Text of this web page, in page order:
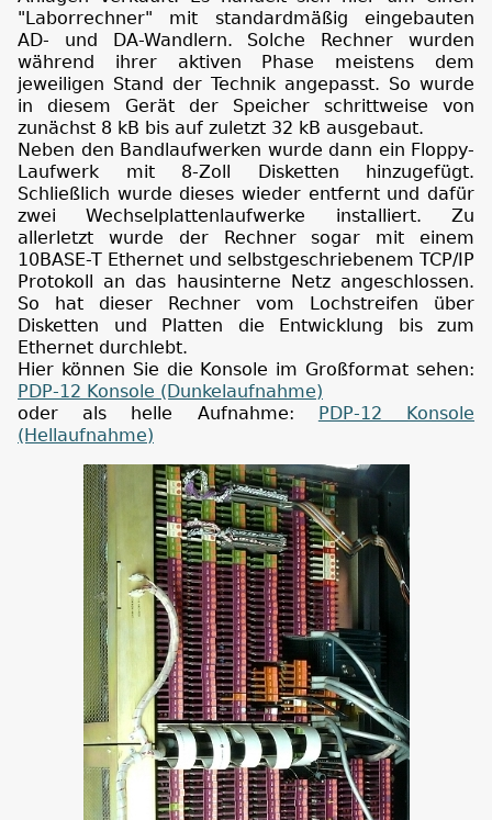
"Laborrechner" mit standardmäßig eingebauten
AD- und DA-Wandlern. Solche Rechner wurden
während ihrer aktiven Phase meistens dem
jeweiligen Stand der Technik angepasst. So wurde
in diesem Gerät der Speicher schrittweise von
zunächst 8 kB bis auf zuletzt 32 kB ausgebaut.
Neben den Bandlaufwerken wurde dann ein Floppy-
Laufwerk mit 8-Zoll Disketten hinzugefügt.
Schließlich wurde dieses wieder entfernt und dafür
zwei Wechselplattenlaufwerke installiert. Zu
allerletzt wurde der Rechner sogar mit einem
10BASE-T Ethernet und selbstgeschriebenem TCP/IP
Protokoll an das hausinterne Netz angeschlossen.
So hat dieser Rechner vom Lochstreifen über
Disketten und Platten die Entwicklung bis zum
Ethernet durchlebt.
Hier können Sie die Konsole im Großformat sehen:
PDP-12 Konsole (Dunkelaufnahme)
oder als helle Aufnahme: PDP-12 Konsole
(Hellaufnahme)